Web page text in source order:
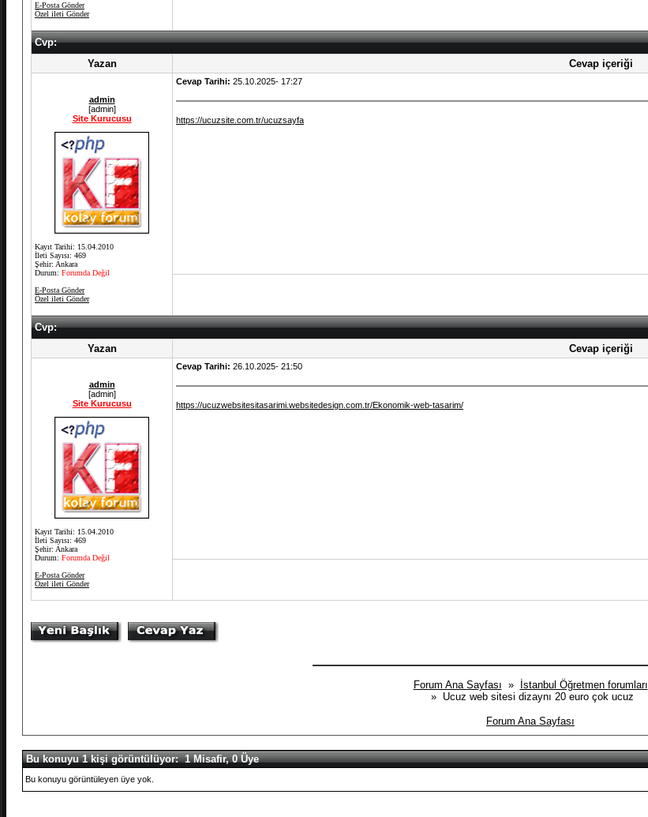
E-Posta Gönder
Özel ileti Gönder
Cvp:
Yazan Cevap içeriği
admin
[admin]
Site Kurucusu
Kayıt Tarihi: 15.04.2010
İleti Sayısı: 469
Şehir: Ankara
Durum: Forumda Değil
E-Posta Gönder
Özel ileti Gönder
Cevap Tarihi: 25.10.2025- 17:27
https://ucuzsite.com.tr/ucuzsayfa
Cvp:
Yazan Cevap içeriği
admin
[admin]
Site Kurucusu
Kayıt Tarihi: 15.04.2010
İleti Sayısı: 469
Şehir: Ankara
Durum: Forumda Değil
E-Posta Gönder
Özel ileti Gönder
Cevap Tarihi: 26.10.2025- 21:50
https://ucuzwebsitesitasarimi.websitedesign.com.tr/Ekonomik-web-tasarim/
Forum Ana Sayfası »
İstanbul Öğretmen forumları
» Ucuz web sitesi dizaynı 20 euro çok ucuz
Forum Ana Sayfası
Bu konuyu 1 kişi görüntülüyor: 1 Misafir, 0 Üye
Bu konuyu görüntüleyen üye yok.